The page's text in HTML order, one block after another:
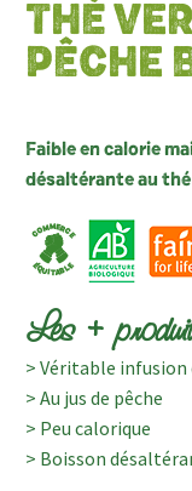
THÉ
PÊCHE
Faible en calorie
désaltérante au
Les +
> Véritable infusion
> Au jus de pêche
> Peu calorique
> Boisson